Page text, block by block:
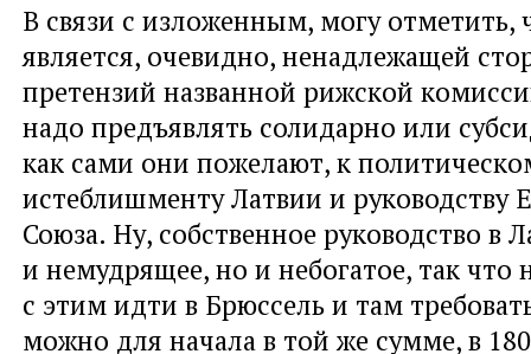
В связи с изложенным, могу отметить,
является, очевидно, ненадлежащей
претензий названной рижской
надо предъявлять солидарно или
как сами они пожелают, к
истеблишменту Латвии и руководству
Союза. Ну, собственное руководство в
и немудрящее, но и небогатое, так что
с этим идти в Брюссель и там
можно для начала в той же сумме, в